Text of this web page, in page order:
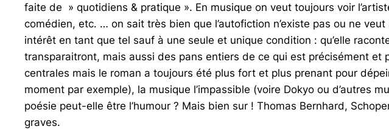
faite de » quotidiens & pratique ». En musique on veut toujours voir
comédien, etc. … on sait très bien que l’autofiction n’existe pas ou ne
intérêt en tant que tel sauf à une seule et unique condition : qu’elle
transparaitront, mais aussi des pans entiers de ce qui est précisément
centrales mais le roman a toujours été plus fort et plus prenant pour
moment par exemple), la musique l’impassible (voire Dokyo ou d’autres
poésie peut-elle être l’humour ? Mais bien sur ! Thomas Bernhard,
graves.